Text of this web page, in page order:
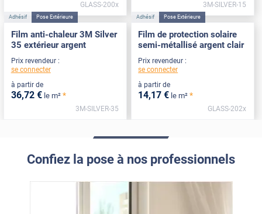
GLASS-200x 3M-SILVER-15
Adhésif Pose Extérieure
Film anti-chaleur 3M Silver
35 extérieur argent
Prix revendeur :
se connecter
à partir de
36,72 € le m² *
3M-SILVER-35
Adhésif Pose Extérieure
Film de protection solaire
semi-métallisé argent clair
Prix revendeur :
se connecter
à partir de
14,17 € le m² *
GLASS-202x
Confiez la pose à nos professionnels